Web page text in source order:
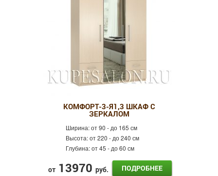
КОМФОРТ-3-Я1,3 ШКАФ С
ЗЕРКАЛОМ
Ширина:от 90 - до 165 см
Высота:от 220 - до 240 см
Глубина:от 45 - до 60 см
от 13970 руб. ПОДРОБНЕЕ